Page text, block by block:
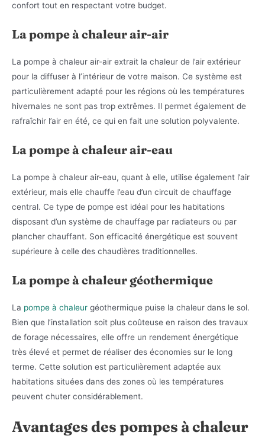
confort tout en respectant votre budget.
La pompe à chaleur air-air
La pompe à chaleur air-air extrait la chaleur de l’air extérieur
pour la diffuser à l’intérieur de votre maison. Ce système est
particulièrement adapté pour les régions où les températures
hivernales ne sont pas trop extrêmes. Il permet également de
rafraîchir l’air en été, ce qui en fait une solution polyvalente.
La pompe à chaleur air-eau
La pompe à chaleur air-eau, quant à elle, utilise également l’air
extérieur, mais elle chauffe l’eau d’un circuit de chauffage
central. Ce type de pompe est idéal pour les habitations
disposant d’un système de chauffage par radiateurs ou par
plancher chauffant. Son efficacité énergétique est souvent
supérieure à celle des chaudières traditionnelles.
La pompe à chaleur géothermique
La pompe à chaleur géothermique puise la chaleur dans le sol.
Bien que l’installation soit plus coûteuse en raison des travaux
de forage nécessaires, elle offre un rendement énergétique
très élevé et permet de réaliser des économies sur le long
terme. Cette solution est particulièrement adaptée aux
habitations situées dans des zones où les températures
peuvent chuter considérablement.
Avantages des pompes à chaleur